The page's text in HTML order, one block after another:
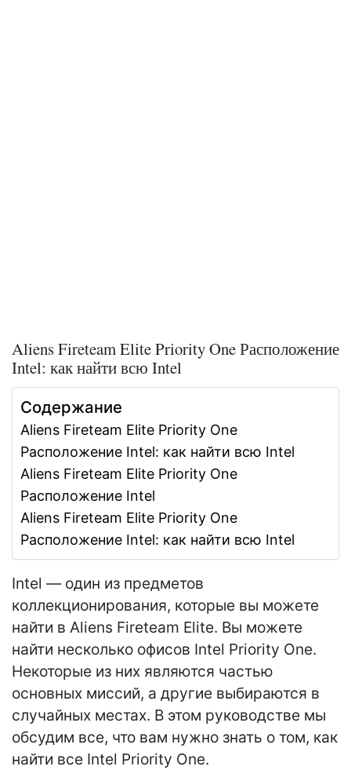
Aliens Fireteam Elite Priority One Расположение
Intel: как найти всю Intel
Содержание
Aliens Fireteam Elite Priority One
Расположение Intel: как найти всю Intel
Aliens Fireteam Elite Priority One
Расположение Intel
Aliens Fireteam Elite Priority One
Расположение Intel: как найти всю Intel
Intel — один из предметов
коллекционирования, которые вы можете
найти в Aliens Fireteam Elite. Вы можете
найти несколько офисов Intel Priority One.
Некоторые из них являются частью
основных миссий, а другие выбираются в
случайных местах. В этом руководстве мы
обсудим все, что вам нужно знать о том, как
найти все Intel Priority One.